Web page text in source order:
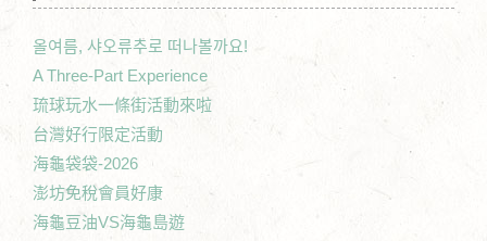
올여름, 샤오류추로 떠나볼까요!
A Three-Part Experience
琉球玩水一條街活動來啦
台灣好行限定活動
海龜袋袋-2026
澎坊免稅會員好康
海龜豆油VS海龜島遊